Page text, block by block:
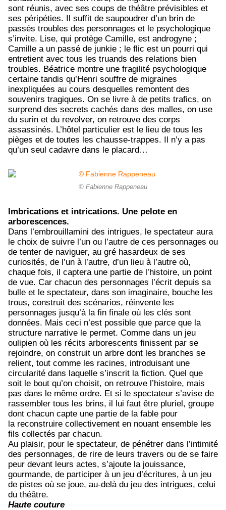
sont réunis, avec ses coups de théâtre prévisibles et
ses péripéties. Il suffit de saupoudrer d’un brin de
passés troubles des personnages et le psychologique
s’invite. Lise, qui protège Camille, est androgyne ;
Camille a un passé de junkie ; le flic est un pourri qui
entretient avec tous les truands des relations bien
troubles. Béatrice montre une fragilité psychologique
certaine tandis qu’Henri souffre de migraines
inexpliquées au cours desquelles remontent des
souvenirs tragiques. On se livre à de petits trafics, on
surprend des secrets cachés dans des malles, on use
du surin et du revolver, on retrouve des corps
assassinés. L’hôtel particulier est le lieu de tous les
pièges et de toutes les chausse-trappes. Il n’y a pas
qu’un seul cadavre dans le placard…
© Fabienne Rappeneau
Imbrications et intrications. Une pelote en
arborescences.
Dans l’embrouillamini des intrigues, le spectateur aura
le choix de suivre l’un ou l’autre de ces personnages ou
de tenter de naviguer, au gré hasardeux de ses
curiosités, de l’un à l’autre, d’un lieu à l’autre où,
chaque fois, il captera une partie de l’histoire, un point
de vue. Car chacun des personnages l’écrit depuis sa
bulle et le spectateur, dans son imaginaire, bouche les
trous, construit des scénarios, réinvente les
personnages jusqu’à la fin finale où les clés sont
données. Mais ceci n’est possible que parce que la
structure narrative le permet. Comme dans un jeu
oulipien où les récits arborescents finissent par se
rejoindre, on construit un arbre dont les branches se
relient, tout comme les racines, introduisant une
circularité dans laquelle s’inscrit la fiction. Quel que
soit le bout qu’on choisit, on retrouve l’histoire, mais
pas dans le même ordre. Et si le spectateur s’avise de
rassembler tous les brins, il lui faut être pluriel, groupe
dont chacun capte une partie de la fable pour
la reconstruire collectivement en nouant ensemble les
fils collectés par chacun.
Au plaisir, pour le spectateur, de pénétrer dans l’intimité
des personnages, de rire de leurs travers ou de se faire
peur devant leurs actes, s’ajoute la jouissance,
gourmande, de participer à un jeu d’écritures, à un jeu
de pistes où se joue, au-delà du jeu des intrigues, celui
du théâtre.
Haute couture